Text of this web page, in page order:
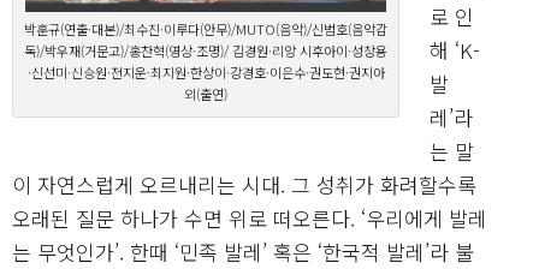
박훈규(연출·대본)/최수진·이루다(안무)/MUTO(음악)/신범호(음악감
독)/박우재(거문고)/홍찬혁(영상·조명)/ 김경원·리앙 시후아이·성창용
·신선미·신승원·전지운·최지원·한상이·강경호·이은수·권도현·권지아
외(출연)
로 인
해 ‘K-
발
레’라
는 말
이 자연스럽게 오르내리는 시대. 그 성취가 화려할수록
오래된 질문 하나가 수면 위로 떠오른다. ‘우리에게 발레
는 무엇인가’. 한때 ‘민족 발레’ 혹은 ‘한국적 발레’라 불